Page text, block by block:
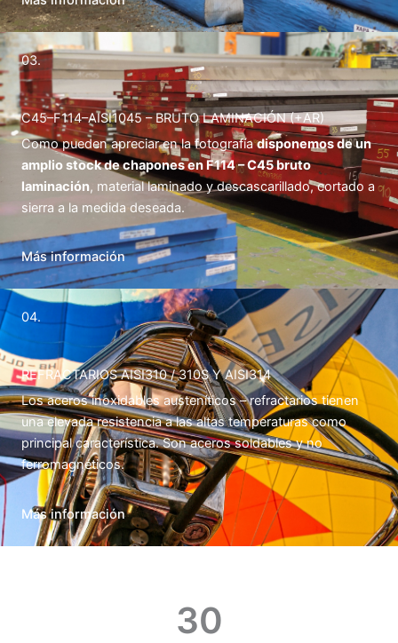
03.
C45–F114–AISI1045 – BRUTO LAMINACIÓN (+AR)
Como pueden apreciar en la fotografíadisponemos de un
amplio stock de chapones en F114 – C45 bruto
laminación, material laminado y descascarillado, cortado a
sierra a la medida deseada.
Más información
04.
REFRACTARIOS AISI310 / 310S Y AISI314
Los aceros inoxidables austeníticos – refractarios tienen
una elevada resistencia a las altas temperaturas como
principal característica. Son aceros soldables y no
ferromagnéticos.
Más información
30